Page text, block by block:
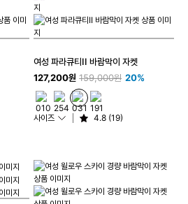
여성 파라큐티II 바람막이 자켓
127,200원 159,000원 20%
사이즈 4.8 (19)